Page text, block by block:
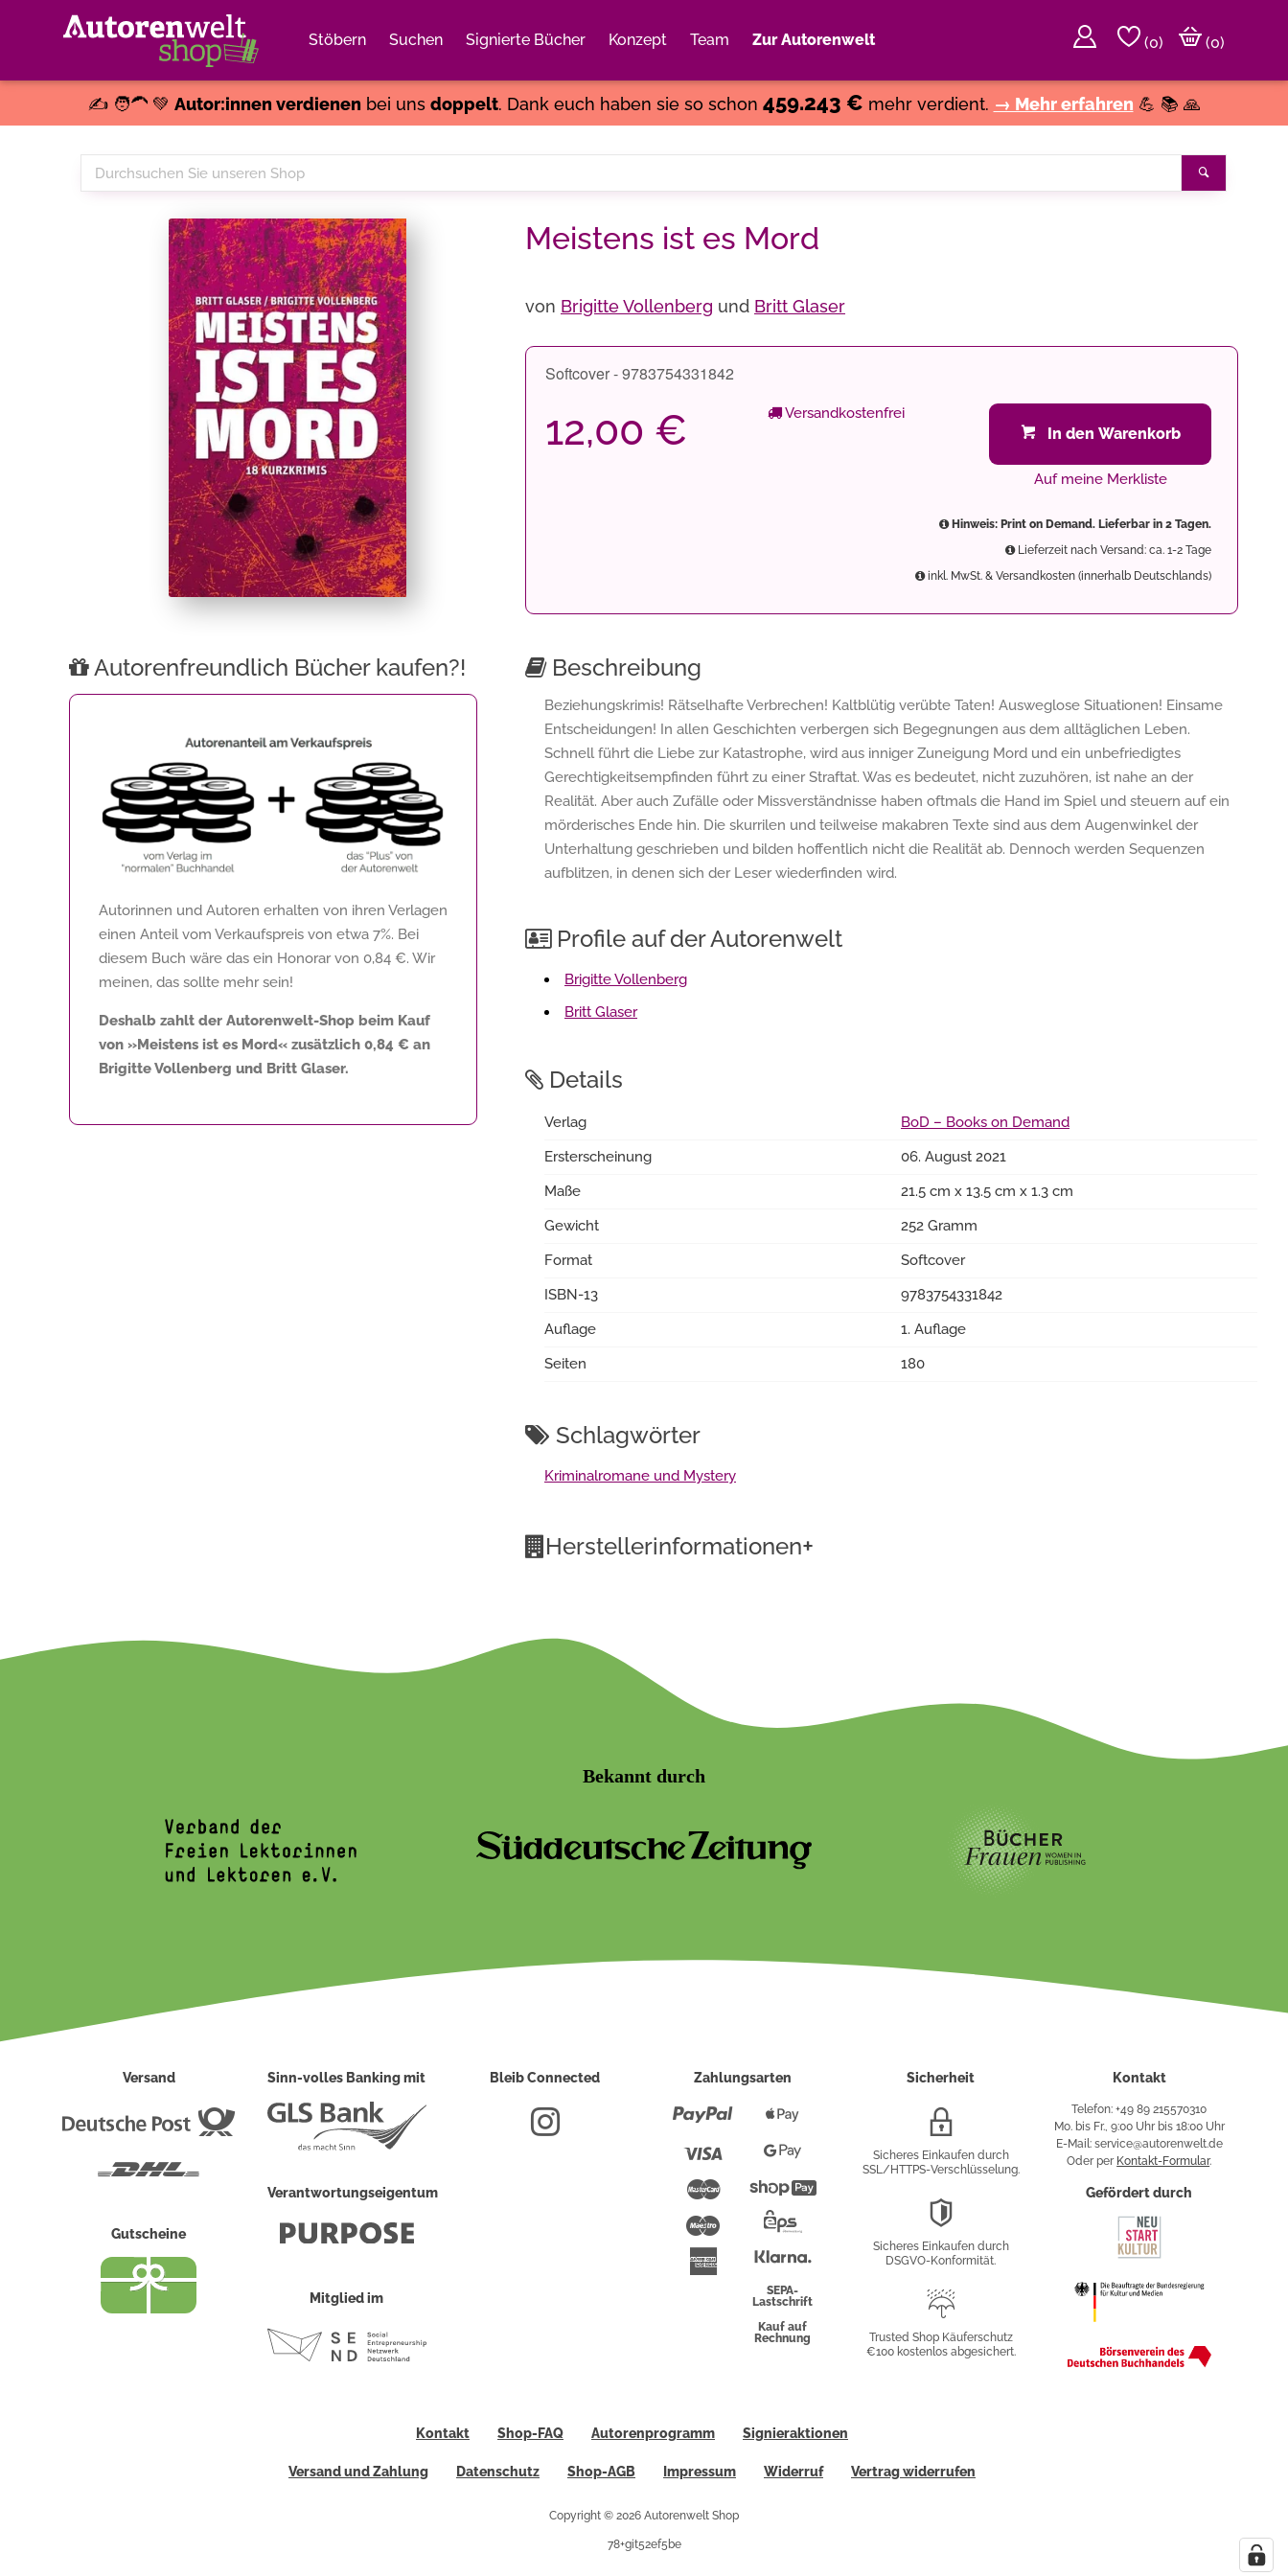
Stöbern Suchen Signierte Bücher Konzept Team Zur Autorenwelt (0)
(0)
✍️ 🧑‍🦱 💚 Autor:innen verdienenbei uns doppelt. Dank euch haben sie so schon 459.243 € mehr verdient. → Mehr erfahren 💪 📚 🙏
Durchsuchen
Sie
Meistens ist es Mord
von Brigitte Vollenberg und Britt Glaser
Softcover - 9783754331842
12,00 € Versandkostenfrei
In den Warenkorb
Auf meine Merkliste
Hinweis: Print on Demand. Lieferbar in 2 Tagen.
Lieferzeit nach Versand: ca. 1-2 Tage
inkl. MwSt. & Versandkosten (innerhalb Deutschlands)
Autorenfreundlich Bücher kaufen?!
Autorinnen und Autoren erhalten von ihren Verlagen
einen Anteil vom Verkaufspreis von etwa 7%. Bei
diesem Buch wäre das ein Honorar von 0,84 €. Wir
meinen, das sollte mehr sein!
Deshalb zahlt der Autorenwelt-Shop beim Kauf
von »Meistens ist es Mord« zusätzlich 0,84 € an
Brigitte Vollenberg und Britt Glaser.
Beschreibung
Beziehungskrimis! Rätselhafte Verbrechen! Kaltblütig verübte Taten! Ausweglose Situationen! Einsame
Entscheidungen! In allen Geschichten verbergen sich Begegnungen aus dem alltäglichen Leben.
Schnell führt die Liebe zur Katastrophe, wird aus inniger Zuneigung Mord und ein unbefriedigtes
Gerechtigkeitsempfinden führt zu einer Straftat. Was es bedeutet, nicht zuzuhören, ist nahe an der
Realität. Aber auch Zufälle oder Missverständnisse haben oftmals die Hand im Spiel und steuern auf ein
mörderisches Ende hin. Die skurrilen und teilweise makabren Texte sind aus dem Augenwinkel der
Unterhaltung geschrieben und bilden hoffentlich nicht die Realität ab. Dennoch werden Sequenzen
aufblitzen, in denen sich der Leser wiederfinden wird.
Profile auf der Autorenwelt
Brigitte Vollenberg
Britt Glaser
Details
Verlag
BoD – Books on Demand
Ersterscheinung
06. August 2021
Maße
21.5 cm x 13.5 cm x 1.3 cm
Gewicht
252 Gramm
Format
Softcover
ISBN-13
9783754331842
Auflage
1. Auflage
Seiten
180
Schlagwörter
Kriminalromane und Mystery
Herstellerinformationen+
Bekannt durch
Versand
Deutsche
Gutscheine
Sinn-volles Banking mit
Verantwortungseigentum
Mitglied im
Bleib Connected Zahlungsarten
Paypal
Mastercard
Maestro
American
Express
Pay
PayShopify
Überweisung
Klarna
SEPA-
Lastschrift
Kauf auf
Rechnung
Sicherheit
Verschlüsselung
Sicheres Einkaufen durch
SSL/HTTPS-Verschlüsselung.
Sicheres Einkaufen durch
DSGVO-Konformität.
Käuferschutz
Trusted Shop Käuferschutz
€100 kostenlos abgesichert.
Kontakt
Telefon: +49 89 215570310
Mo. bis Fr., 9:00 Uhr bis 18:00 Uhr
E-Mail: service@autorenwelt.de
Oder per Kontakt-Formular.
Gefördert durch
Kontakt Shop-FAQ Autorenprogramm Signieraktionen
Versand und Zahlung Datenschutz Shop-AGB Impressum Widerruf Vertrag widerrufen
Copyright © 2026 Autorenwelt Shop
78+git52ef5be